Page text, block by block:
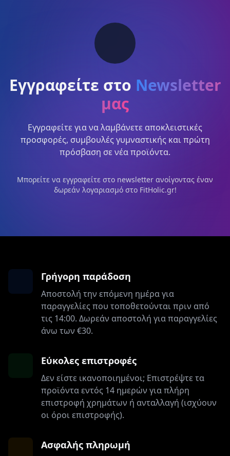
Εγγραφείτε στο Newsletter
μας
Εγγραφείτε για να λαμβάνετε αποκλειστικές
προσφορές, συμβουλές γυμναστικής και πρώτη
πρόσβαση σε νέα προϊόντα.
Μπορείτε να εγγραφείτε στο newsletter ανοίγοντας έναν
δωρεάν λογαριασμό στο FitHolic.gr!
Γρήγορη παράδοση
Αποστολή την επόμενη ημέρα για
παραγγελίες που τοποθετούνται πριν από
τις 14:00. Δωρεάν αποστολή για παραγγελίες
άνω των €30.
Εύκολες επιστροφές
Δεν είστε ικανοποιημένοι; Επιστρέψτε τα
προϊόντα εντός 14 ημερών για πλήρη
επιστροφή χρημάτων ή ανταλλαγή (ισχύουν
οι όροι επιστροφής).
Ασφαλής πληρωμή